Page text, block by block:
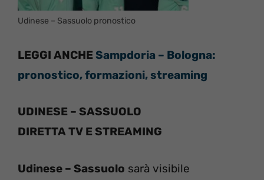
Udinese – Sassuolo pronostico
LEGGI ANCHESampdoria – Bologna:
pronostico, formazioni, streaming
UDINESE – SASSUOLO
DIRETTA TV E STREAMING
Udinese – Sassuolo sarà visibile